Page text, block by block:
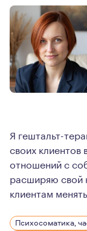
Я гештальт-
своих клиентов
отношений с
расширяю свой
клиентам
Я выбрала
Психосоматика,